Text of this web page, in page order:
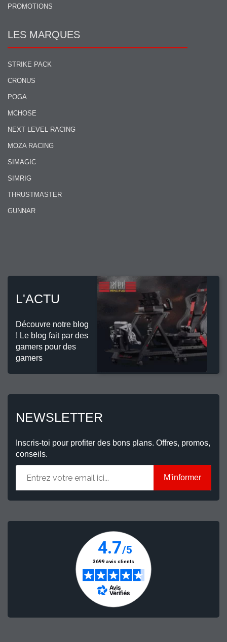
PROMOTIONS
LES MARQUES
STRIKE PACK
CRONUS
POGA
MCHOSE
NEXT LEVEL RACING
MOZA RACING
SIMAGIC
SIMRIG
THRUSTMASTER
GUNNAR
L'ACTU
Découvre notre blog
! Le blog fait par des
gamers pour des
gamers
NEWSLETTER
Inscris-toi pour profiter des bons plans. Offres, promos,
conseils.
M'informer